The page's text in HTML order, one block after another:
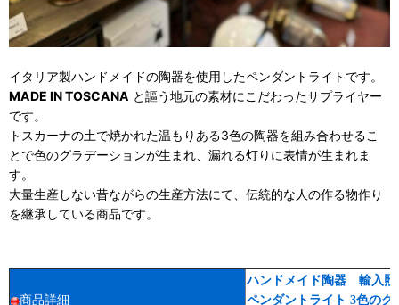
イタリア製ハンドメイドの陶器を使用したペンダントライトです。
MADE IN TOSCANA と謳う地元の素材にこだわったサプライヤー
です。
トスカーナの土で焼かれた温もりある3色の陶器を組み合わせるこ
とで色のグラデーションが生まれ、漏れる灯りに表情が生まれま
す。
大量生産しない昔ながらの生産方法にて、伝統的な人の作る物作り
を継承している商品です。
商品詳細
ハンドメイド陶器 輸入
ペンダントライト 3色の